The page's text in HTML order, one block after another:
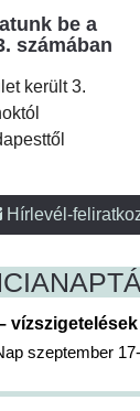
be a
számában
került 3.
Hírlevél-
szeptember